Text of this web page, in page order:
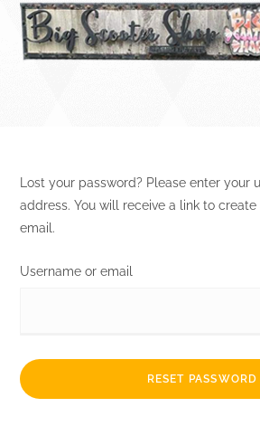
Skip
content
Lost your password? Please enter your
address. You will receive a link to
email.
Username or email
RESET PASSWORD